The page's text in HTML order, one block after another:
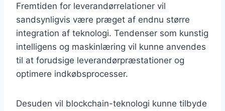
Fremtiden for leverandørrelationer vil
sandsynligvis være præget af endnu større
integration af teknologi. Tendenser som kunstig
intelligens og maskinlæring vil kunne anvendes
til at forudsige leverandørpræstationer og
optimere indkøbsprocesser.
Desuden vil blockchain-teknologi kunne tilbyde